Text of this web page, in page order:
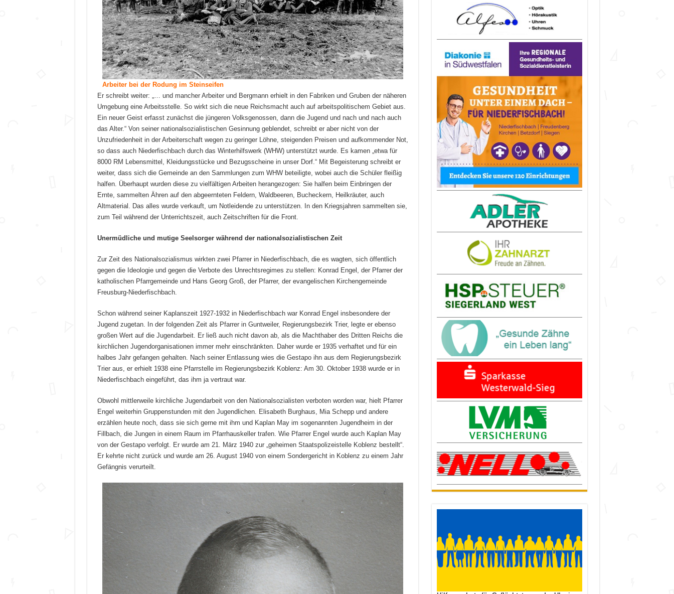
Arbeiter bei der Rodung im Steinseifen
Er schreibt weiter: „… und mancher Arbeiter und Bergmann erhielt in den Fabriken und Gruben der näheren
Umgebung eine Arbeitsstelle. So wirkt sich die neue Reichsmacht auch auf arbeitspolitischem Gebiet aus.
Ein neuer Geist erfasst zunächst die jüngeren Volksgenossen, dann die Jugend und nach und nach auch
das Alter.“ Von seiner nationalsozialistischen Gesinnung geblendet, schreibt er aber nicht von der
Unzufriedenheit in der Arbeiterschaft wegen zu geringer Löhne, steigenden Preisen und aufkommender Not,
so dass auch Niederfischbach durch das Winterhilfswerk (WHW) unterstützt wurde. Es kamen „etwa für
8000 RM Lebensmittel, Kleidungsstücke und Bezugsscheine in unser Dorf.“ Mit Begeisterung schreibt er
weiter, dass sich die Gemeinde an den Sammlungen zum WHW beteiligte, wobei auch die Schüler fleißig
halfen. Überhaupt wurden diese zu vielfältigen Arbeiten herangezogen: Sie halfen beim Einbringen der
Ernte, sammelten Ähren auf den abgeernteten Feldern, Waldbeeren, Bucheckern, Heilkräuter, auch
Altmaterial. Das alles wurde verkauft, um Notleidende zu unterstützen. In den Kriegsjahren sammelten sie,
zum Teil während der Unterrichtszeit, auch Zeitschriften für die Front.
Unermüdliche und mutige Seelsorger während der nationalsozialistischen Zeit
Zur Zeit des Nationalsozialismus wirkten zwei Pfarrer in Niederfischbach, die es wagten, sich öffentlich
gegen die Ideologie und gegen die Verbote des Unrechtsregimes zu stellen: Konrad Engel, der Pfarrer der
katholischen Pfarrgemeinde und Hans Georg Groß, der Pfarrer, der evangelischen Kirchengemeinde
Freusburg-Niederfischbach.
Schon während seiner Kaplanszeit 1927-1932 in Niederfischbach war Konrad Engel insbesondere der
Jugend zugetan. In der folgenden Zeit als Pfarrer in Guntweiler, Regierungsbezirk Trier, legte er ebenso
großen Wert auf die Jugendarbeit. Er ließ auch nicht davon ab, als die Machthaber des Dritten Reichs die
kirchlichen Jugendorganisationen immer mehr einschränkten. Daher wurde er 1935 verhaftet und für ein
halbes Jahr gefangen gehalten. Nach seiner Entlassung wies die Gestapo ihn aus dem Regierungsbezirk
Trier aus, er erhielt 1938 eine Pfarrstelle im Regierungsbezirk Koblenz: Am 30. Oktober 1938 wurde er in
Niederfischbach eingeführt, das ihm ja vertraut war.
Obwohl mittlerweile kirchliche Jugendarbeit von den Nationalsozialisten verboten worden war, hielt Pfarrer
Engel weiterhin Gruppenstunden mit den Jugendlichen. Elisabeth Burghaus, Mia Schepp und andere
erzählen heute noch, dass sie sich gerne mit ihm und Kaplan May im sogenannten Jugendheim in der
Fillbach, die Jungen in einem Raum im Pfarrhauskeller trafen. Wie Pfarrer Engel wurde auch Kaplan May
von der Gestapo verfolgt. Er wurde am 21. März 1940 zur „geheimen Staatspolizeistelle Koblenz bestellt“.
Er kehrte nicht zurück und wurde am 26. August 1940 von einem Sondergericht in Koblenz zu einem Jahr
Gefängnis verurteilt.